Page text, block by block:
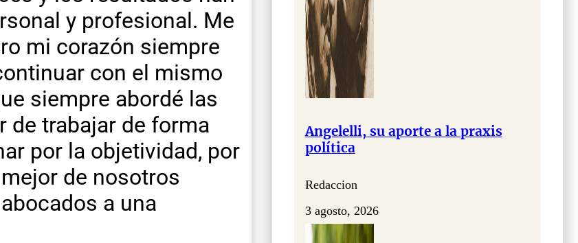
y profesional. Me
mi corazón siempre
con el mismo
siempre abordé las
de trabajar de forma
por la objetividad, por
de nosotros
a una
Angelelli, su aporte a la praxis
política
Redaccion
3 agosto, 2026